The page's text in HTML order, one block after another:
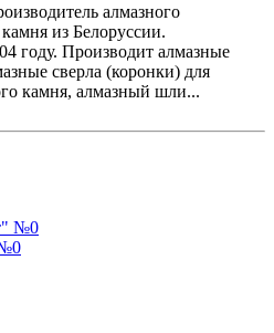
алмазного
из Белоруссии.
году. Производит алмазные
сверла (коронки) для
камня, алмазный шли...